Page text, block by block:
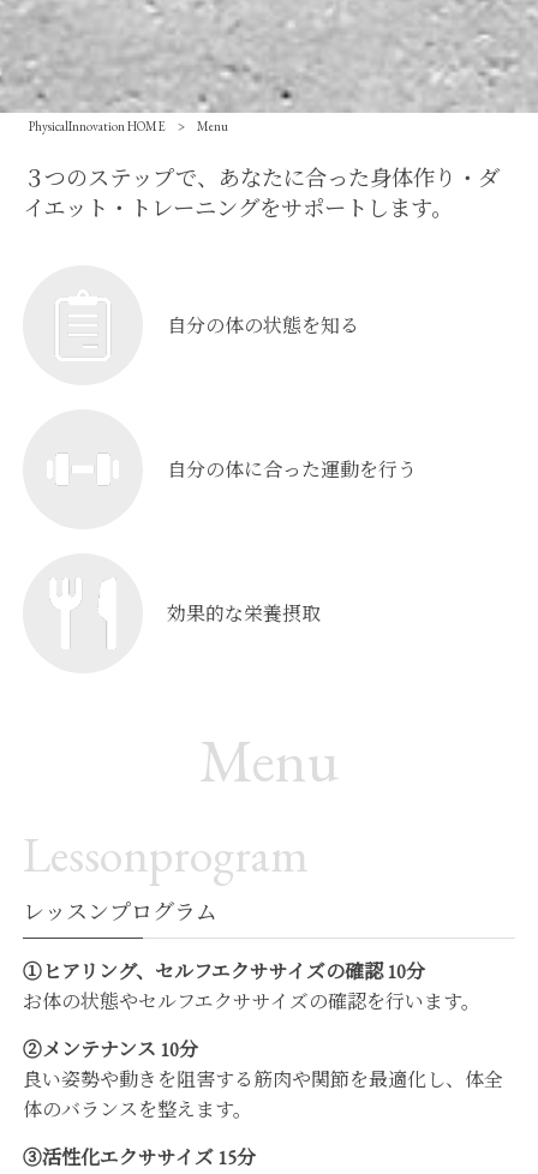
PhysicalInnovation HOME > Menu
３つのステップで、あなたに合った身体作り・ダ
イエット・トレーニングをサポートします。
自分の体の状態を知る
自分の体に合った運動を行う
効果的な栄養摂取
Menu
Lessonprogram
レッスンプログラム
①ヒアリング、セルフエクササイズの確認 10分
お体の状態やセルフエクササイズの確認を行います。
②メンテナンス 10分
良い姿勢や動きを阻害する筋肉や関節を最適化し、体全
体のバランスを整えます。
③活性化エクササイズ 15分